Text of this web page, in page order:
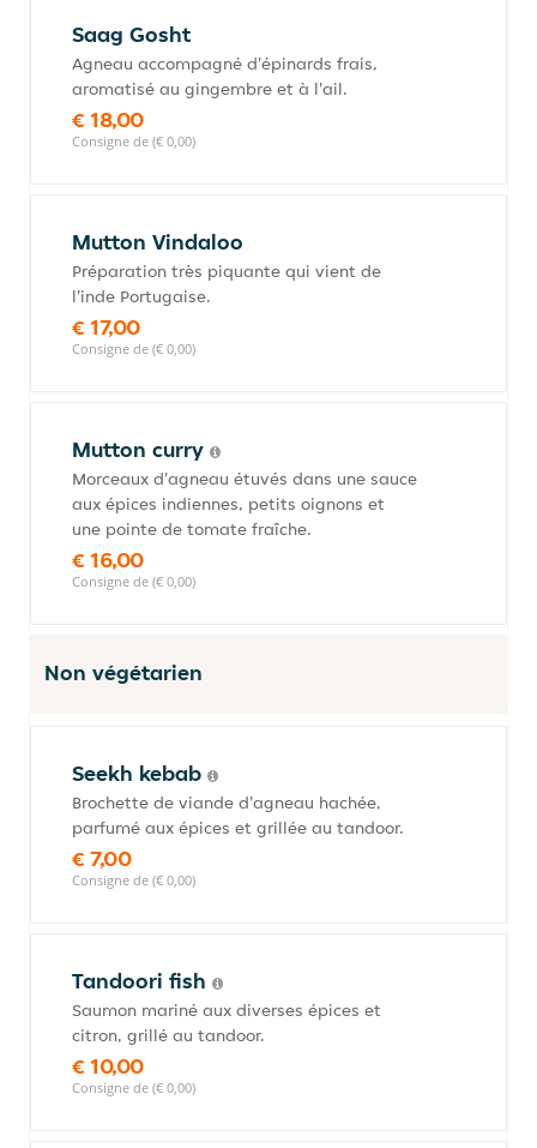
Saag Gosht
Agneau accompagné d'épinards frais,
aromatisé au gingembre et à l'ail.
€ 18,00
Consigne de (€ 0,00)
Mutton Vindaloo
Préparation très piquante qui vient de
l'inde Portugaise.
€ 17,00
Consigne de (€ 0,00)
Mutton curry
Morceaux d'agneau étuvés dans une sauce
aux épices indiennes, petits oignons et
une pointe de tomate fraîche.
€ 16,00
Consigne de (€ 0,00)
Non végétarien
Seekh kebab
Brochette de viande d'agneau hachée,
parfumé aux épices et grillée au tandoor.
€ 7,00
Consigne de (€ 0,00)
Tandoori fish
Saumon mariné aux diverses épices et
citron, grillé au tandoor.
€ 10,00
Consigne de (€ 0,00)